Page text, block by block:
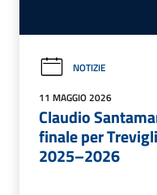
NOTIZIE
11 MAGGIO 2026
Claudio
finale per
2025–2026